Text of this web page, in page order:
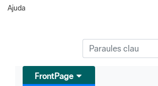
Ajuda
FrontPage